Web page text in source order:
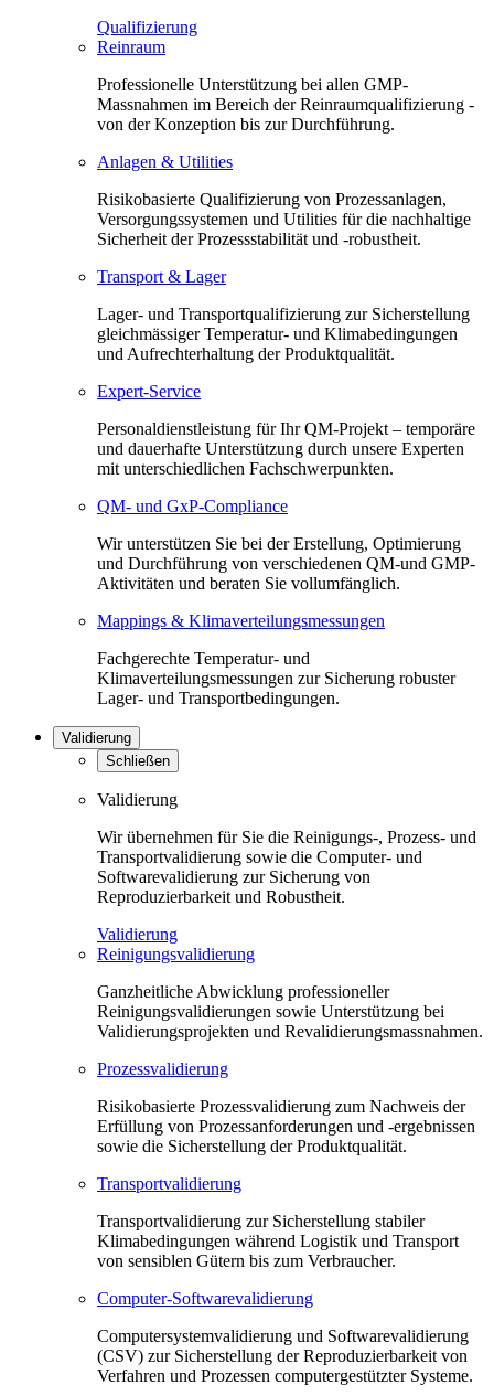
Qualifizierung
Reinraum
Professionelle Unterstützung bei allen GMP-
Massnahmen im Bereich der Reinraumqualifizierung -
von der Konzeption bis zur Durchführung.
Anlagen & Utilities
Risikobasierte Qualifizierung von Prozessanlagen,
Versorgungssystemen und Utilities für die nachhaltige
Sicherheit der Prozessstabilität und -robustheit.
Transport & Lager
Lager- und Transportqualifizierung zur Sicherstellung
gleichmässiger Temperatur- und Klimabedingungen
und Aufrechterhaltung der Produktqualität.
Expert-Service
Personaldienstleistung für Ihr QM-Projekt – temporäre
und dauerhafte Unterstützung durch unsere Experten
mit unterschiedlichen Fachschwerpunkten.
QM- und GxP-Compliance
Wir unterstützen Sie bei der Erstellung, Optimierung
und Durchführung von verschiedenen QM-und GMP-
Aktivitäten und beraten Sie vollumfänglich.
Mappings & Klimaverteilungsmessungen
Fachgerechte Temperatur- und
Klimaverteilungsmessungen zur Sicherung robuster
Lager- und Transportbedingungen.
Validierung
Schließen
Validierung
Wir übernehmen für Sie die Reinigungs-, Prozess- und
Transportvalidierung sowie die Computer- und
Softwarevalidierung zur Sicherung von
Reproduzierbarkeit und Robustheit.
Validierung
Reinigungsvalidierung
Ganzheitliche Abwicklung professioneller
Reinigungsvalidierungen sowie Unterstützung bei
Validierungsprojekten und Revalidierungsmassnahmen.
Prozessvalidierung
Risikobasierte Prozessvalidierung zum Nachweis der
Erfüllung von Prozessanforderungen und -ergebnissen
sowie die Sicherstellung der Produktqualität.
Transportvalidierung
Transportvalidierung zur Sicherstellung stabiler
Klimabedingungen während Logistik und Transport
von sensiblen Gütern bis zum Verbraucher.
Computer-Softwarevalidierung
Computersystemvalidierung und Softwarevalidierung
(CSV) zur Sicherstellung der Reproduzierbarkeit von
Verfahren und Prozessen computergestützter Systeme.